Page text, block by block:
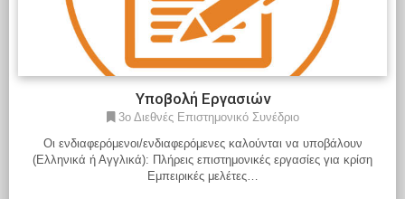
Υποβολή Εργασιών
3ο Διεθνές Επιστημονικό Συνέδριο
Οι ενδιαφερόμενοι/ενδιαφερόμενες καλούνται να υποβάλουν
(Ελληνικά ή Αγγλικά): Πλήρεις επιστημονικές εργασίες για κρίση
Εμπειρικές μελέτες…